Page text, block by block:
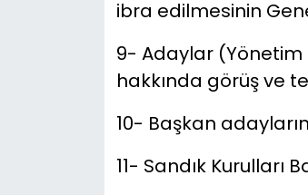
ibra edilmesinin
9- Adaylar (Yönetim
hakkında görüş ve
10- Başkan
11- Sandık Kurulları